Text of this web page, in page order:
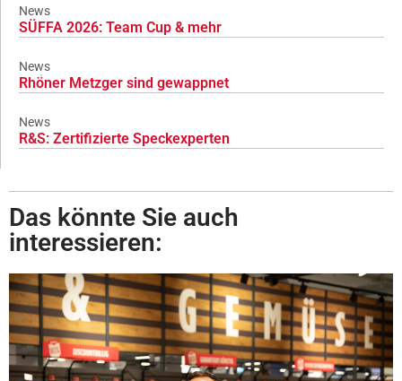
News
SÜFFA 2026: Team Cup & mehr
News
Rhöner Metzger sind gewappnet
News
R&S: Zertifizierte Speckexperten
Das könnte Sie auch
interessieren: